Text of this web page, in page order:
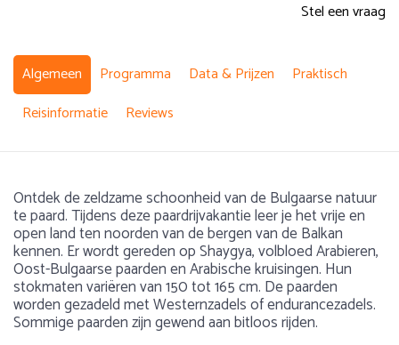
Stel een vraag
Algemeen Programma Data & Prijzen
Praktisch
Reisinformatie
Reviews
Ontdek de zeldzame schoonheid van de Bulgaarse natuur
te paard. Tijdens deze paardrijvakantie leer je het vrije en
open land ten noorden van de bergen van de Balkan
kennen. Er wordt gereden op Shaygya, volbloed Arabieren,
Oost-Bulgaarse paarden en Arabische kruisingen. Hun
stokmaten variëren van 150 tot 165 cm. De paarden
worden gezadeld met Westernzadels of endurancezadels.
Sommige paarden zijn gewend aan bitloos rijden.